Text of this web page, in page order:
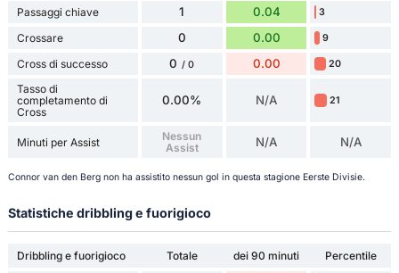
Passaggi chiave 1 0.04 3
Crossare 0 0.00 9
Cross di successo 0 / 0 0.00 20
Tasso di
completamento di
Cross
0.00% N/A 21
Minuti per Assist
Nessun
Assist
N/A N/A
Connor van den Berg non ha assistito nessun gol in questa stagione Eerste Divisie.
Statistiche dribbling e fuorigioco
Dribbling e fuorigioco Totale dei 90 minuti
Percentile